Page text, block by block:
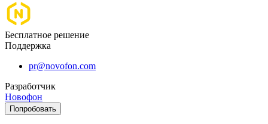
Бесплатное решение
Поддержка
pr@novofon.com
Разработчик
Новофон
Попробовать